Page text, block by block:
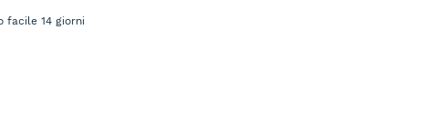
facile 14 giorni